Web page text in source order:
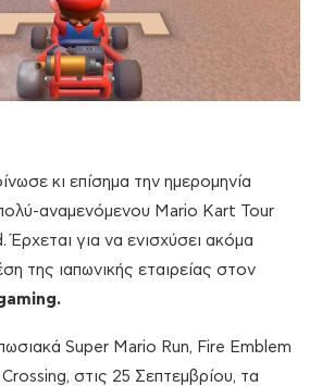
κι επίσημα την ημερομηνία
αναμενόμενου Mario Kart Tour
Έρχεται για να ενισχύσει ακόμα
της ιαπωνικής εταιρείας στον
Super Mario Run, Fire Emblem
στις 25 Σεπτεμβρίου, τα